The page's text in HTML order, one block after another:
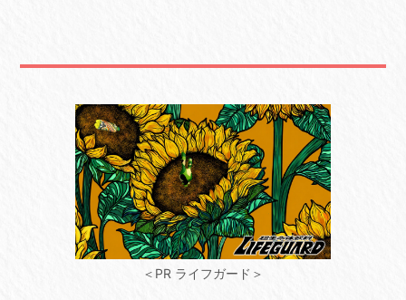
＜PR ライフガード＞